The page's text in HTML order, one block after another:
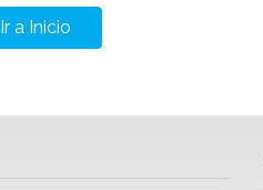
Ir a Inicio